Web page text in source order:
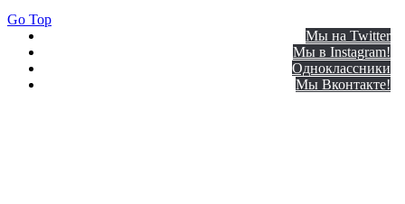
Go Top
Мы на Twitter
Мы в Instagram!
Одноклассники
Мы Вконтакте!